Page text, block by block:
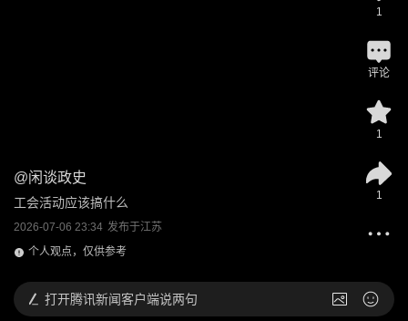
@闲谈政史
工会活动应该搞什么
2026-07-06 23:34 发布于江苏
个人观点，仅供参考
1
评论
1
1
打开腾讯新闻客户端说两句